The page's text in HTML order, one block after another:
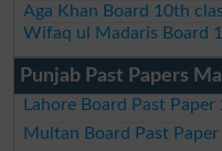
Aga Khan Board 10th
Wifaq ul Madaris Board
Punjab Past Papers
Lahore Board Past Paper
Multan Board Past